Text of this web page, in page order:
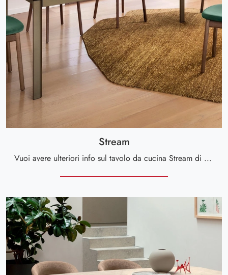
Stream
Vuoi avere ulteriori info sul tavolo da cucina Stream di Calligaris? Clicca e ottieni informazioni sui modelli allungabili della firma.